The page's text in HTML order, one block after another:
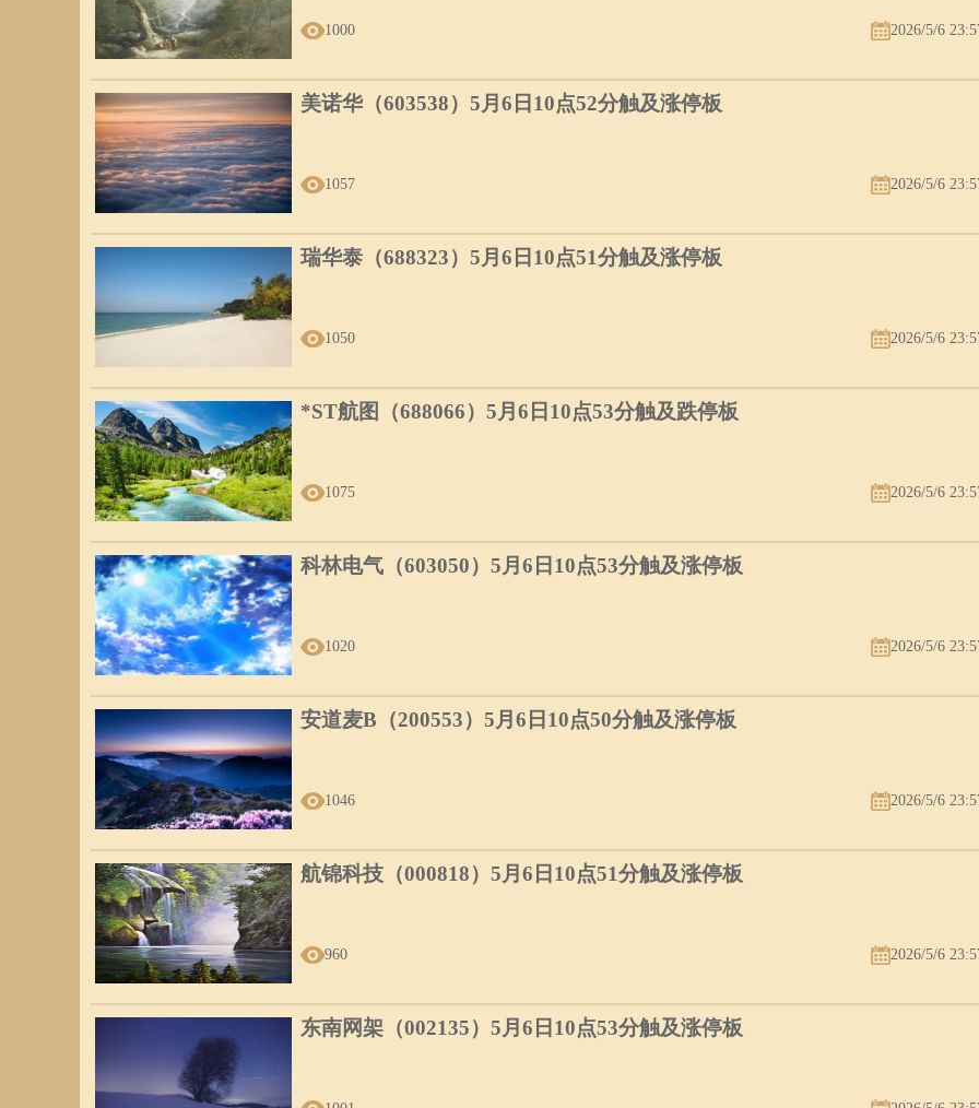
1000 2026/5/6
美诺华（603538）5月6日10点52分触及涨停板
1057 2026/5/6
瑞华泰（688323）5月6日10点51分触及涨停板
1050 2026/5/6
*ST航图（688066）5月6日10点53分触及跌停板
1075 2026/5/6
科林电气（603050）5月6日10点53分触及涨停板
1020 2026/5/6
安道麦B（200553）5月6日10点50分触及涨停板
1046 2026/5/6
航锦科技（000818）5月6日10点51分触及涨停板
960 2026/5/6
东南网架（002135）5月6日10点53分触及涨停板